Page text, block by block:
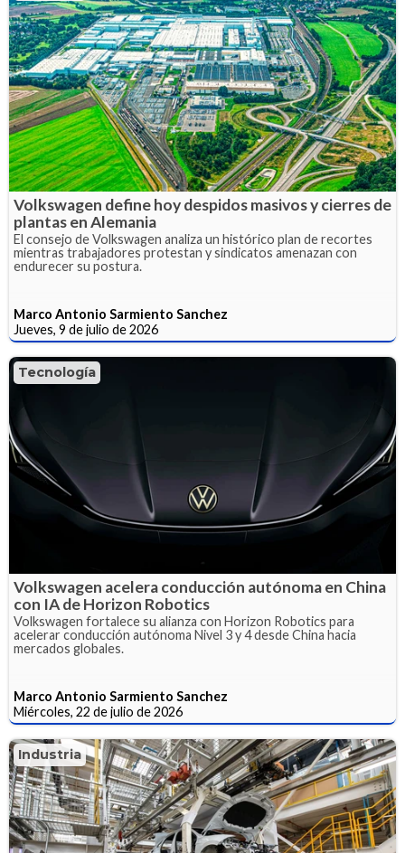
Volkswagen define hoy despidos masivos y cierres de
plantas en Alemania
El consejo de Volkswagen analiza un histórico plan de recortes
mientras trabajadores protestan y sindicatos amenazan con
endurecer su postura.
Marco Antonio Sarmiento Sanchez
Jueves, 9 de julio de 2026
Tecnología
Volkswagen acelera conducción autónoma en China
con IA de Horizon Robotics
Volkswagen fortalece su alianza con Horizon Robotics para
acelerar conducción autónoma Nivel 3 y 4 desde China hacia
mercados globales.
Marco Antonio Sarmiento Sanchez
Miércoles, 22 de julio de 2026
Industria